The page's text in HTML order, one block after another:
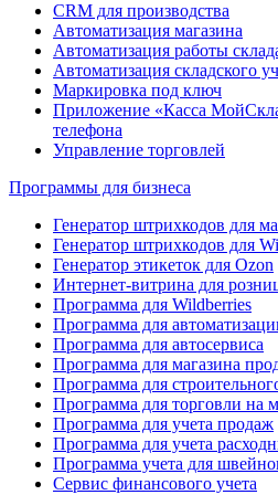
CRM для производства
Автоматизация магазина
Автоматизация работы
Автоматизация складского
Маркировка под ключ
Приложение «Касса
телефона
Управление торговлей
Программы для бизнеса
Генератор штрихкодов для
Генератор штрихкодов для
Генератор этикеток для Ozon
Интернет-витрина для
Программа для Wildberries
Программа для
Программа для автосервиса
Программа для магазина
Программа для
Программа для торговли на
Программа для учета продаж
Программа для учета
Программа учета для
Сервис финансового учета